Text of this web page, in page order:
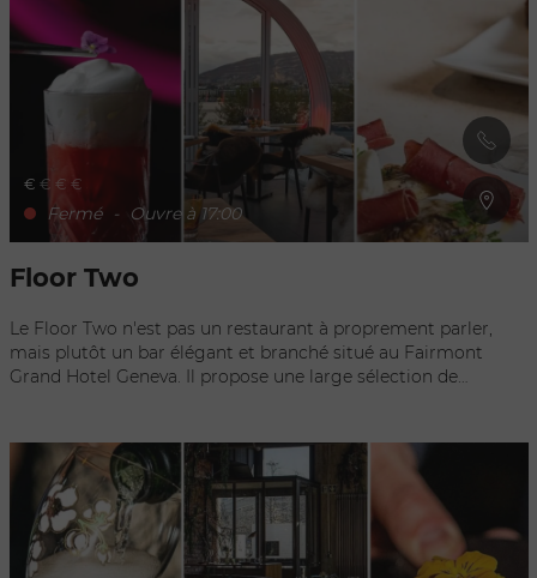
taboulé en passant par la sélection incontournable de mezzes
froids et chauds, pour raviver les papilles des gastronomes les
plus exigeants. Le restaurant l'Arabesque a reçu la note de
14/20 au guide du Gault&Millau.
€ € € €
Fermé - Ouvre à 17:00
Floor Two
Le Floor Two n'est pas un restaurant à proprement parler,
mais plutôt un bar élégant et branché situé au Fairmont
Grand Hotel Geneva. Il propose une large sélection de
Cependant, vous pouvez y déguster de délicieuses tapas qui
peuvent constituer un repas léger. Le Floor Two est donc un
endroit idéal pour prendre un verre entre amis, profiter de la
vue magnifique sur le lac Léman et les Alpes, ou pour un
apéro gourmand.